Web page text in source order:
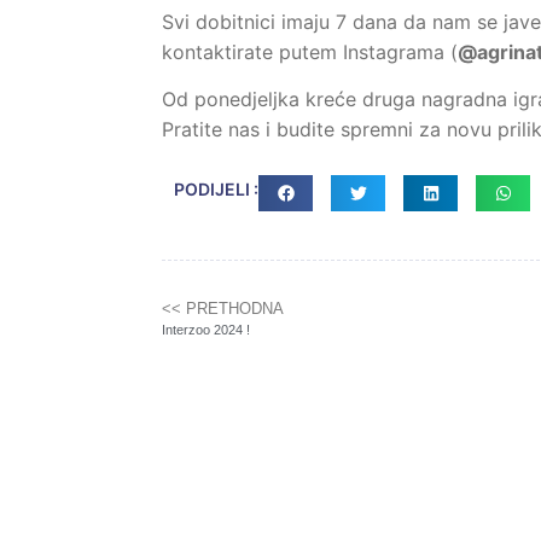
Svi dobitnici imaju 7 dana da nam se
kontaktirate putem Instagrama (
Od ponedjeljka kreće druga nagradna
Pratite nas i budite spremni za novu
PODIJELI :
<< PRETHODNA
Interzoo 2024 !